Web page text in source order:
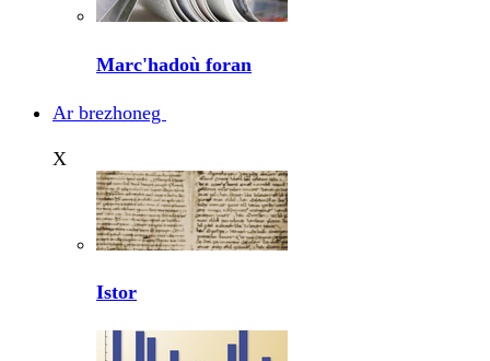
Marc'hadoù foran
Ar brezhoneg
X
Istor